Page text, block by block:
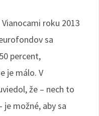
roku 2013
sa
percent,
je málo. V
že – nech to
možné, aby sa